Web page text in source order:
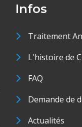
Infos
Traitement
L'histoire de
FAQ
Demande de
Actualités